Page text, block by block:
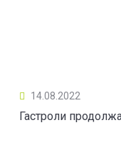
14.08.2022
Гастроли